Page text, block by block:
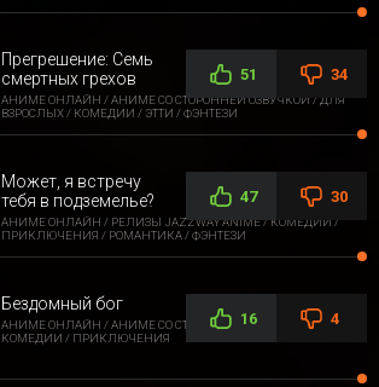
Прегрешение: Семь
смертных грехов
АНИМЕ ОНЛАЙН / АНИМЕ СО СТОРОННЕЙ ОЗВУЧКОЙ / ДЛЯ
ВЗРОСЛЫХ / КОМЕДИИ / ЭТТИ / ФЭНТЕЗИ
51 34
Может, я встречу
тебя в подземелье?
АНИМЕ ОНЛАЙН / РЕЛИЗЫ JAZZWAY ANIME / КОМЕДИИ /
ПРИКЛЮЧЕНИЯ / РОМАНТИКА / ФЭНТЕЗИ
47 30
Бездомный бог
АНИМЕ ОНЛАЙН / АНИМЕ СО СТОРОННЕЙ ОЗВУЧКОЙ /
КОМЕДИИ / ПРИКЛЮЧЕНИЯ
16 4